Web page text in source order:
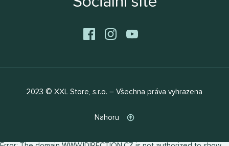
2023 © XXL Store, s.r.o. – Všechna práva vyhrazena
Nahoru